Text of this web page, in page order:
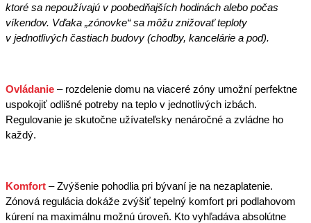
ktoré sa nepoužívajú v poobedňajších hodinách alebo počas
víkendov. Vďaka „zónovke“ sa môžu znižovať teploty
v jednotlivých častiach budovy (chodby, kancelárie a pod).
Ovládanie – rozdelenie domu na viaceré zóny umožní perfektne
uspokojiť odlišné potreby na teplo v jednotlivých izbách.
Regulovanie je skutočne užívateľsky nenáročné a zvládne ho
každý.
Komfort – Zvýšenie pohodlia pri bývaní je na nezaplatenie.
Zónová regulácia dokáže zvýšiť tepelný komfort pri podlahovom
kúrení na maximálnu možnú úroveň. Kto vyhľadáva absolútne